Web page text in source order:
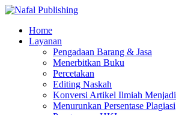
Home
Layanan
Pengadaan Barang & Jasa
Menerbitkan Buku
Percetakan
Editing Naskah
Konversi Artikel Ilmiah
Menurunkan Persentase Plagiasi